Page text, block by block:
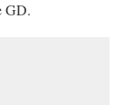
GD.